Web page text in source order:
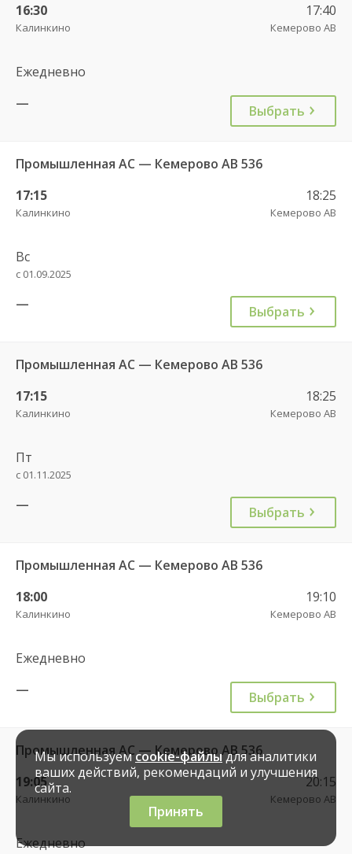
16:30
Калинкино
17:40
Кемерово АВ
Ежедневно
—
Выбрать
Промышленная АС — Кемерово АВ 536
17:15
Калинкино
18:25
Кемерово АВ
Вс
с 01.09.2025
— Выбрать
Промышленная АС — Кемерово АВ 536
17:15
Калинкино
18:25
Кемерово АВ
Пт
с 01.11.2025
— Выбрать
Промышленная АС — Кемерово АВ 536
18:00
Калинкино
19:10
Кемерово АВ
Ежедневно
—
Выбрать
Промышленная АС — Кемерово АВ 536
19:05
Калинкино
20:15
Кемерово АВ
Ежедневно
Мы используемcookie-файлыдля аналитики
ваших действий, рекомендаций и улучшения
сайта.
Принять